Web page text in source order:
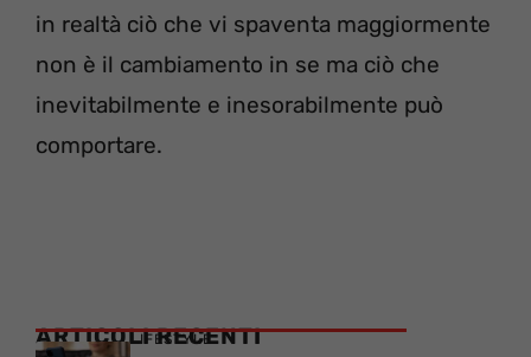
in realtà ciò che vi spaventa maggiormente
non è il cambiamento in se ma ciò che
inevitabilmente e inesorabilmente può
comportare.
ARTICOLI RECENTI
LIFESTYLE